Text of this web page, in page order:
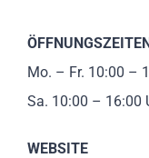
Mo. – Fr. 10:00 –
Sa. 10:00 – 16:00
WEBSITE